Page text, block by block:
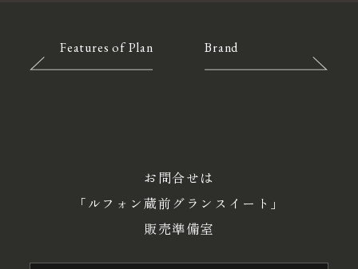
Features of Plan Brand
お問合せは
「ルフォン蔵前グランスイート」
販売準備室